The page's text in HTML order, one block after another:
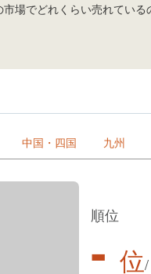
場でどれくらい売れてい
中国・四国 九州
順位
- 位/